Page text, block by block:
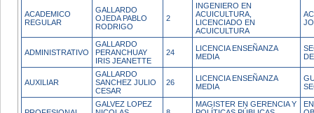
ACADEMICO
REGULAR
GALLARDO
OJEDA PABLO
RODRIGO
2
INGENIERO EN
ACUICULTURA,
LICENCIADO EN
ACUICULTURA
ADMINISTRATIVO
GALLARDO
PERANCHUAY
IRIS JEANETTE
24
LICENCIA ENSEÑANZA
MEDIA
AUXILIAR
GALLARDO
SANCHEZ JULIO
CESAR
26
LICENCIA ENSEÑANZA
MEDIA
GALVEZ LOPEZ
MAGISTER EN GERENCIA Y